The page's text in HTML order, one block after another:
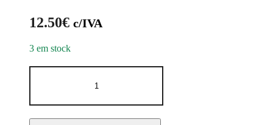
12.50€ c/IVA
3 em stock